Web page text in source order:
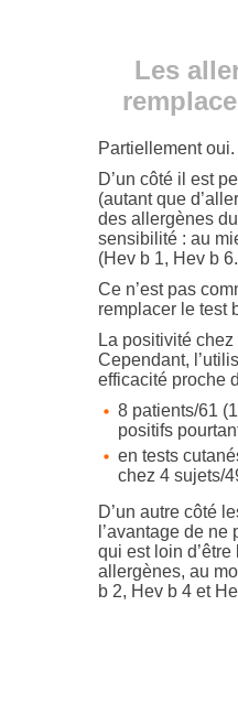
Les
Partiellement oui.
D’un côté il est
(autant que
des allergènes
sensibilité : au
(Hev b 1, Hev b
Ce n’est pas
remplacer le test
La positivité
Cependant,
efficacité proche
8 patients/61
positifs
en tests
chez 4 sujets/
D’un autre côté
l’avantage de
qui est loin
allergènes, au
b 2, Hev b 4 et